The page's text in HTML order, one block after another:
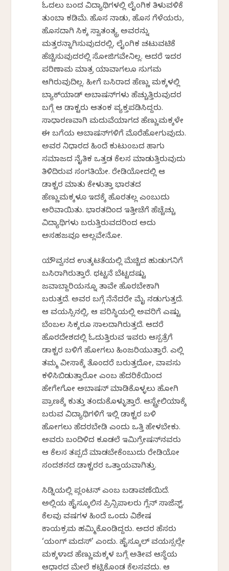
ಓದಲು ಬಂದ ವಿದ್ಯಾರ್ಥಿಗಳಲ್ಲಿ ಲೈಂಗಿಕ ತಿಳುವಳಿಕೆ
ತುಂಬಾ ಕಡಿಮೆ. ಹೊಸ ನಾಡು, ಹೊಸ ಗೆಳೆಯರು,
ಹೊಸದಾಗಿ ಸಿಕ್ಕ ಸ್ವಾತಂತ್ಯ್ರ ಅವರನ್ನು
ಮತ್ತರನ್ನಾಗಿಸುವುದರಲ್ಲಿ, ಲೈಂಗಿಕ ಚಟುವಟಿಕೆ
ಹೆಚ್ಚಿಸುವುದರಲ್ಲಿ ಸೋಜಿಗವೇನಿಲ್ಲ. ಆದರೆ ಇದರ
ಪರಿಣಾಮ ಮಾತ್ರ ಯಾವಾಗಲೂ ಸುಗಮ
ಆಗಿರುವುದಿಲ್ಲ. ಹೀಗೆ ಬಸಿರಾದ ಹೆಣ್ಣು ಮಕ್ಕಳಲ್ಲಿ
ಬ್ಯಾಕ್‌ಯಾರ್ಡ್ ಅಬಾರ್ಷನ್‌ಗಳು ಹೆಚ್ಚುತ್ತಿರುವುದರ
ಬಗ್ಗೆ ಆ ಡಾಕ್ಟರು ಆತಂಕ ವ್ಯಕ್ತಪಡಿಸಿದ್ದರು.
ಸಾಧಾರಣವಾಗಿ ಮದುವೆಯಾಗದ ಹೆಣ್ಣುಮಕ್ಕಳೇ
ಈ ಬಗೆಯ ಅಬಾರ್ಷನ್‌ಗಳಿಗೆ ಮೊರೆಹೋಗುವುದು.
ಅವರ ನಿರ್ಧಾರದ ಹಿಂದೆ ಕುಟುಂಬದ ಹಾಗು
ಸಮಾಜದ ನೈತಿಕ ಒತ್ತಡ ಕೆಲಸ ಮಾಡುತ್ತಿರುವುದು
ತಿಳಿದಿರುವ ಸಂಗತಿಯೇ. ರೇಡಿಯೋದಲ್ಲಿ ಆ
ಡಾಕ್ಟರ ಮಾತು ಕೇಳುತ್ತಾ ಭಾರತದ
ಹೆಣ್ಣುಮಕ್ಕಳೂ ಇದಕ್ಕೆ ಹೊರತಲ್ಲ ಎಂಬುದು
ಅರಿವಾಯಿತು. ಭಾರತದಿಂದ ಇತ್ತೀಚೆಗೆ ಹೆಚ್ಚೆಚ್ಚು
ವಿದ್ಯಾರ್ಥಿಗಳು ಬರುತ್ತಿರುವದರಿಂದ ಅದು
ಅಸಹಜವೂ ಅಲ್ಲವೇನೋ.
ಯೌವ್ವನದ ಉತ್ಕಟತೆಯಲ್ಲಿ ಮೆಚ್ಚಿದ ಹುಡುಗನಿಗೆ
ಬಸಿರಾಗಿರುತ್ತಾರೆ. ಥಟ್ಟನೆ ಬೆಟ್ಟದಷ್ಟು
ಜವಾಬ್ದಾರಿಯನ್ನೂ ತಾವೇ ಹೊರಬೇಕಾಗಿ
ಬರುತ್ತದೆ. ಅವರ ಬಗ್ಗೆ ನೆನೆದರೇ ಮೈ ನಡುಗುತ್ತದೆ.
ಆ ವಯಸ್ಸಿನಲ್ಲಿ, ಆ ಪರಿಸ್ಥಿಯಲ್ಲಿ ಅವರಿಗೆ ಎಷ್ಟು
ಬೆಂಬಲ ಸಿಕ್ಕರೂ ಸಾಲದಾಗಿರುತ್ತದೆ. ಆದರೆ
ಹೊರದೇಶದಲ್ಲಿ ಓದುತ್ತಿರುವ ಇವರು ಆಸ್ಪತ್ರೆಗೆ
ಡಾಕ್ಟರ ಬಳಿಗೆ ಹೋಗಲು ಹಿಂಜರಿಯುತ್ತಾರೆ. ಎಲ್ಲಿ
ತಮ್ಮ ವೀಸಾಕ್ಕೆ ತೊಂದರೆ ಬರುತ್ತದೋ, ವಾಪಸು
ಕಳಿಸಿಬಿಡುತ್ತಾರೋ ಎಂಬ ಹೆದರಿಕೆಯಿಂದ
ಹೇಗೇಗೋ ಅಬಾರ್ಷನ್ ಮಾಡಿಕೊಳ್ಳಲು ಹೋಗಿ
ಪ್ರಾಣಕ್ಕೆ ಕುತ್ತು ತಂದುಕೊಳ್ಳುತ್ತಾರೆ. ಆಸ್ಟ್ರೇಲಿಯಾಕ್ಕೆ
ಬರುವ ವಿದ್ಯಾರ್ಥಿಗಳಿಗೆ ಇಲ್ಲಿ ಡಾಕ್ಟರ ಬಳಿ
ಹೋಗಲು ಹೆದರಬೇಡಿ ಎಂದು ಒತ್ತಿ ಹೇಳಬೇಕು.
ಅವರು ಬಂದಿಳಿದ ಕೂಡಲೆ ಇಮಿಗ್ರೇಷನ್‌ನವರು
ಆ ಕೆಲಸ ತಪ್ಪದೆ ಮಾಡಬೇಕೆಂಬುದು ರೇಡಿಯೋ
ಸಂದರ್ಶನದ ಡಾಕ್ಟರರ ಒತ್ತಾಯವಾಗಿತ್ತು.
ಸಿಡ್ನಿಯಲ್ಲಿ ಪ್ಲಂಟನ್ ಎಂಬ ಬಡಾವಣೆಯಿದೆ.
ಅಲ್ಲಿಯ ಹೈಸ್ಕೂಲಿನ ಪ್ರಿನ್ಸಿಪಾಲರು ಗ್ಲೆನ್ ಸಾರ್ಜೆನ್ಟ್.
ಕೆಲವು ವರ್ಷಗಳ ಹಿಂದೆ ಒಂದು ವಿಶೇಷ
ಕಾರ್ಯಕ್ರಮ ಹಮ್ಮಿಕೊಂಡಿದ್ದರು. ಅದರ ಹೆಸರು
‘ಯಂಗ್ ಮದರ್ಸ್’ ಎಂದು. ಹೈಸ್ಕೂಲ್ ವಯಸ್ಸಲ್ಲೇ
ಮಕ್ಕಳಾದ ಹೆಣ್ಣುಮಕ್ಕಳ ಬಗ್ಗೆ ಅತೀವ ಆಸ್ಥೆಯ
ಆಧಾರದ ಮೇಲೆ ಕಟ್ಟಿಕೊಂಡ ಕೆಲಸವದು. ಆ